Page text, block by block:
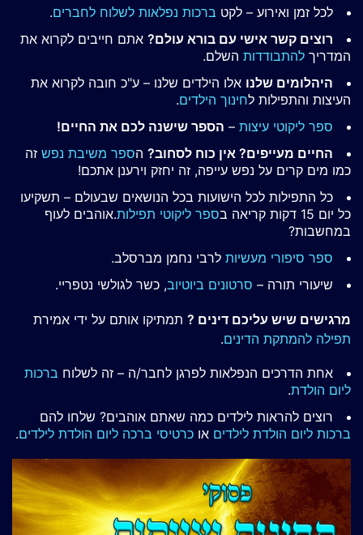
לכל זמן ואירוע – לקט ברכות נפלאות לשלוח לחברים.
רוצים קשר אישי עם בורא עולם? אתם חייבים לקרוא את
המדריך להתבודדות השלם.
היהלומים שלנו אלו הילדים שלנו – ע"כ חובה לקרוא את
העיצות והתפילות לחינוך הילדים.
ספר ליקוטי עיצות – הספר שישנה לכם את החיים!
החיים מעייפים? אין כוח לסחוב? הספר משיבת נפש זה
כמו מים קרים על נפש עייפה, זה יחזק וירענן אתכם!
כל התפילות לכל הישועות בכל הנושאים שבעולם – תשקיעו
כל יום 15 דקות קריאה ב
ספר ליקוטי תפילות.אוהבים לעוף
במחשבות?
ספר סיפורי מעשיות לרבי נחמן מברסלב.
שיעורי תורה – סרטונים ביוטיוב, כשר לגולשי נטפריי.
מרגישים שיש עליכם דינים ? תמתיקו אותם על ידי אמירת
תפילה להמתקת הדינים.
אחת הדרכים הנפלאות לפרגן לחבר/ה – זה לשלוח ברכות
ליום הולדת.
רוצים להראות לילדים כמה שאתם אוהבים? שלחו להם
ברכות ליום הולדת לילדים או כרטיסי ברכה ליום הולדת לילדים.